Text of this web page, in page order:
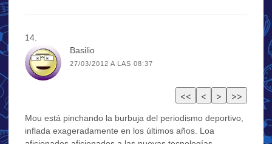
Basilio
27/03/2012 A LAS 08:37
Mou está pinchando la burbuja del periodismo deportivo,
inflada exageradamente en los últimos años. Loa